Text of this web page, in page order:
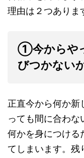
理由は２つありま
①今からや
びつかない
正直今から何か新
っても間に合わ
何かを身につける
てしまいます。残